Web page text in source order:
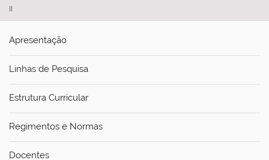
II
Apresentação
Linhas de Pesquisa
Estrutura Curricular
Regimentos e Normas
Docentes